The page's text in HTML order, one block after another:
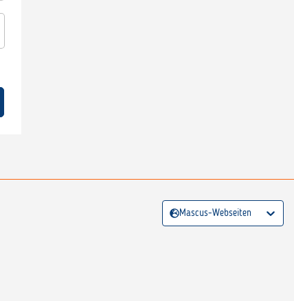
Mascus-Webseiten